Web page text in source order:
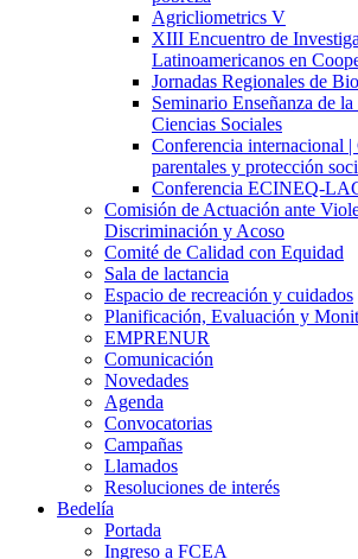
Agricliometrics V
XIII Encuentro de
Latinoamericanos en
Jornadas Regionales de
Seminario Enseñanza de
Ciencias Sociales
Conferencia internacional
parentales y protección
Conferencia ECINEQ-
Comisión de Actuación ante
Discriminación y Acoso
Comité de Calidad con Equidad
Sala de lactancia
Espacio de recreación y cuidados
Planificación, Evaluación y
EMPRENUR
Comunicación
Novedades
Agenda
Convocatorias
Campañas
Llamados
Resoluciones de interés
Bedelía
Portada
Ingreso a FCEA